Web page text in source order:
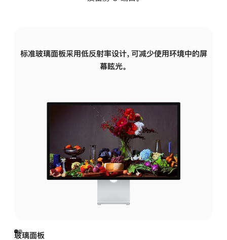
标准玻璃面板采用低反射率设计，可减少使用环境中的屏
幕眩光。
玻璃面板